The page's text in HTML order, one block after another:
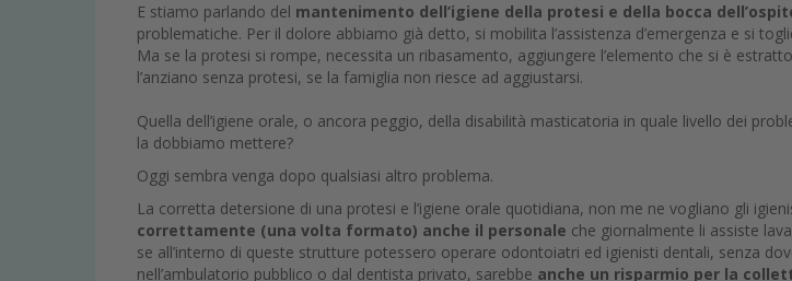
E stiamo parlando del mantenimento dell’igiene della protesi e della bocca
problematiche. Per il dolore abbiamo già detto, si mobilita l’assistenza d’emergenza e si
Ma se la protesi si rompe, necessita un ribasamento, aggiungere l’elemento che si è
l’anziano senza protesi, se la famiglia non riesce ad aggiustarsi.
Quella dell’igiene orale, o ancora peggio, della disabilità masticatoria in quale livello dei
la dobbiamo mettere?
Oggi sembra venga dopo qualsiasi altro problema.
La corretta detersione di una protesi e l’igiene orale quotidiana, non me ne vogliano gli
correttamente (una volta formato) anche il personale che giornalmente li assiste
se all’interno di queste strutture potessero operare odontoiatri ed igienisti dentali, senza
nell’ambulatorio pubblico o dal dentista privato, sarebbe anche un risparmio per la